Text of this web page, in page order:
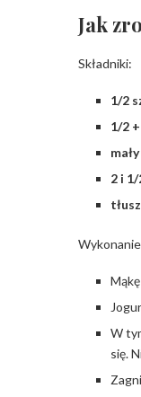
Jak
Składniki:
1/2
1/2
2 i
W
się.